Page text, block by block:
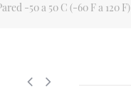
-50 a 50 C (-60 F a 120 F)